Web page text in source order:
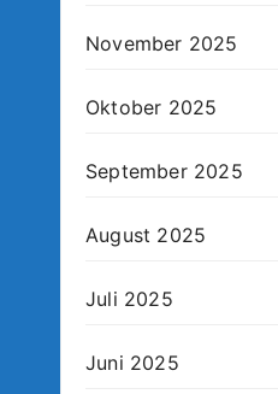
November 2025
Oktober 2025
September 2025
August 2025
Juli 2025
Juni 2025